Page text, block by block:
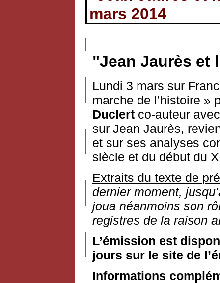
mars 2014
"Jean Jaurès et
Lundi 3 mars sur
marche de l’histoire »
Duclert co-auteur
sur Jean Jaurès,
et sur ses analyses
siècle et du début du
Extraits du texte de
dernier moment,
joua néanmoins son
registres de la raison
L’émission est
jours sur le site de
Informations